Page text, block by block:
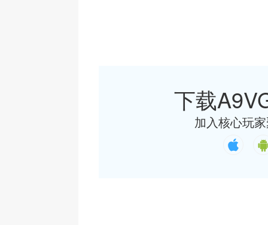
下载
加入核心玩